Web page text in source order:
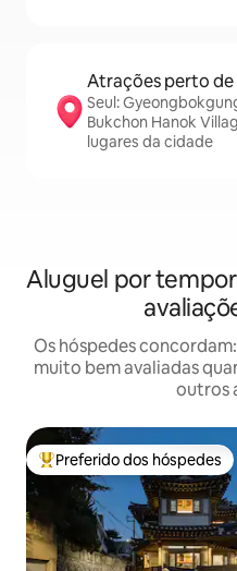
Atrações perto de
Seul:
Bukchon Hanok
lugares da cidade
Aluguel por
Os hóspedes
muito bem avaliadas
outros
Entre os melhores
Preferido dos hóspedes